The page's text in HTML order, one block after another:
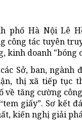
phố Hà Nội Lê
công tác tuyên
kinh doanh "bóng
Sở, ban, ngành
thị xã tiếp tục
về tăng cường
giấy”. Sơ
kiến nghị giải